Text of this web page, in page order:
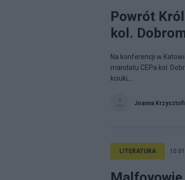
Powrót
kol.
Na konferencji w
mandatu CEPa kol.
kciuki,...
Joanna
LITERATURA